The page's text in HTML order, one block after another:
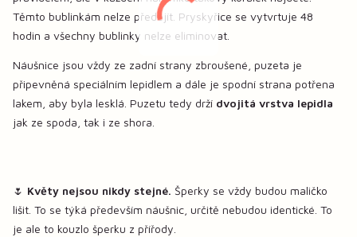
Těmto bublinkám nelze předejít. Pryskyřice se vytvrtuje 48
hodin a všechny bublinky nelze eliminovat.
Náušnice jsou vždy ze zadní strany zbroušené, puzeta je
připevněná speciálním lepidlem a dále je spodní strana potřena
lakem, aby byla lesklá. Puzetu tedy drží dvojitá vrstva lepidla
jak ze spoda, tak i ze shora.
🌷 Květy nejsou nikdy stejné. Šperky se vždy budou maličko
lišit. To se týká především náušnic, určitě nebudou identické. To
je ale to kouzlo šperku z přířody.